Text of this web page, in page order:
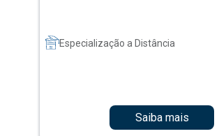
Especialização a Distância
Saiba mais